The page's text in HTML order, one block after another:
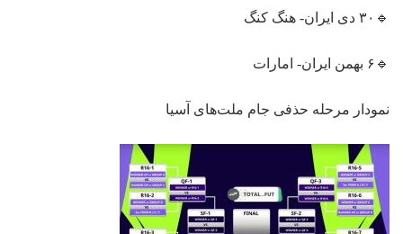
🔹۳۰ دی ایران- هنگ کنگ
🔹۶ بهمن ایران- امارات
نمودار مرحله حذفی جام ملت‌های آسیا